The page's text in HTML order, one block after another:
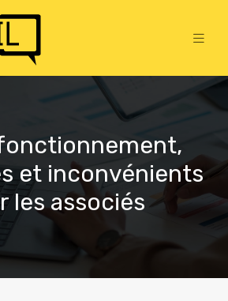
et inconvénients
les associés